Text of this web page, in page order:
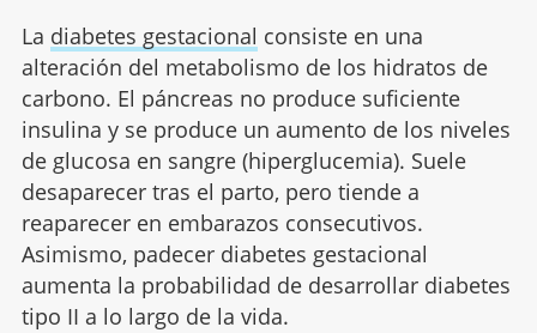
La diabetes gestacional consiste en una
alteración del metabolismo de los hidratos de
carbono. El páncreas no produce suficiente
insulina y se produce un aumento de los niveles
de glucosa en sangre (hiperglucemia). Suele
desaparecer tras el parto, pero tiende a
reaparecer en embarazos consecutivos.
Asimismo, padecer diabetes gestacional
aumenta la probabilidad de desarrollar diabetes
tipo II a lo largo de la vida.